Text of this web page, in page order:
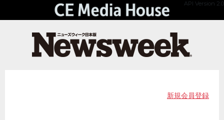
API Version 2.0
新規会員登録